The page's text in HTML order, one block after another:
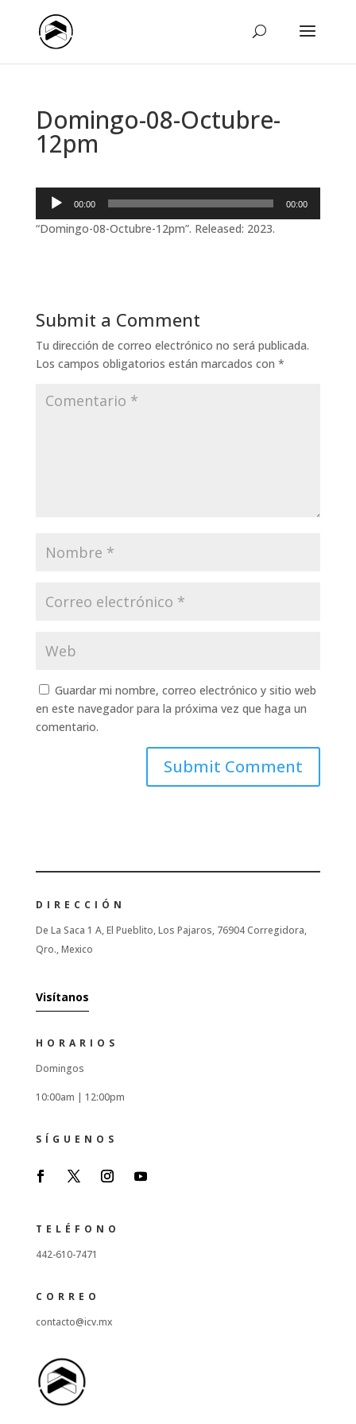
Domingo-08-Octubre-
12pm
Reproductor
audio
00:00 00:00
“Domingo-08-Octubre-12pm”. Released: 2023.
Submit a Comment
Tu dirección de correo electrónico no será publicada.
Los campos obligatorios están marcados con *
Guardar mi nombre, correo electrónico y sitio web
en este navegador para la próxima vez que haga un
comentario.
DIRECCIÓN
De La Saca 1 A, El Pueblito, Los Pajaros, 76904 Corregidora,
Qro., Mexico
Visítanos
HORARIOS
Domingos
10:00am | 12:00pm
SÍGUENOS
TELÉFONO
442-610-7471
CORREO
contacto@icv.mx